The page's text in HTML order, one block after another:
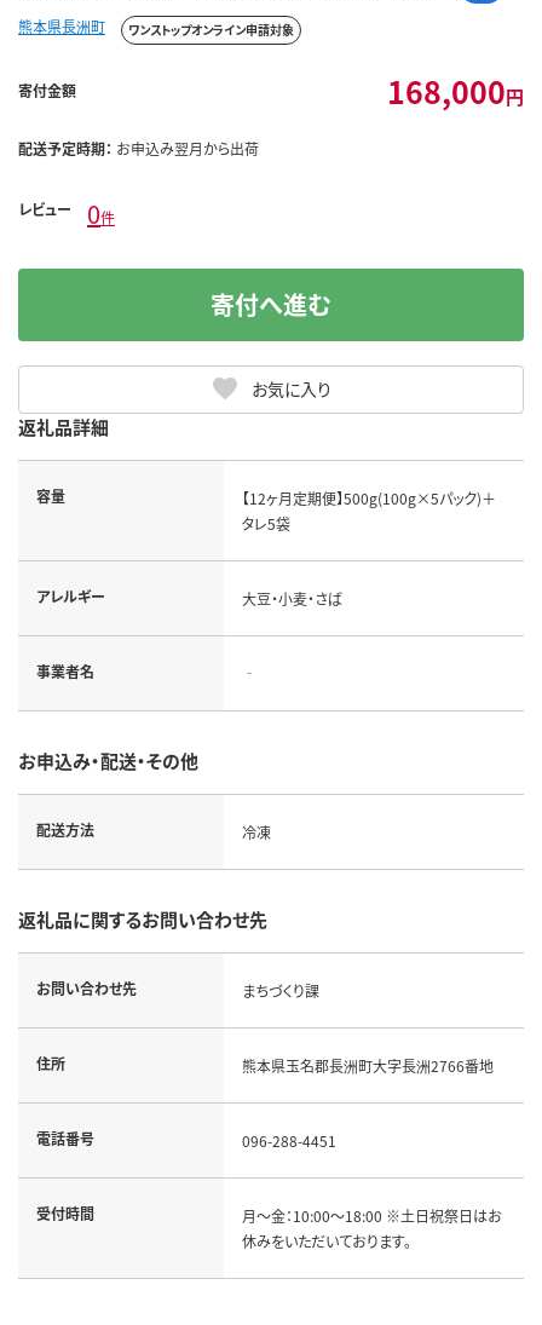
熊本県長洲町 ワンストップオンライン申請対象
寄付金額 168,000円
配送予定時期： お申込み翌月から出荷
レビュー 0件
お気に入り
寄付へ進む
返礼品詳細
容量
【12ヶ月定期便】500g(100g×5パック)＋
タレ5袋
アレルギー 大豆・小麦・さば
事業者名 ‐
お申込み・配送・その他
配送方法 冷凍
返礼品に関するお問い合わせ先
お問い合わせ先 まちづくり課
住所 熊本県玉名郡長洲町大字長洲2766番地
電話番号 096-288-4451
受付時間
月～金：10:00～18:00 ※土日祝祭日はお
休みをいただいております。